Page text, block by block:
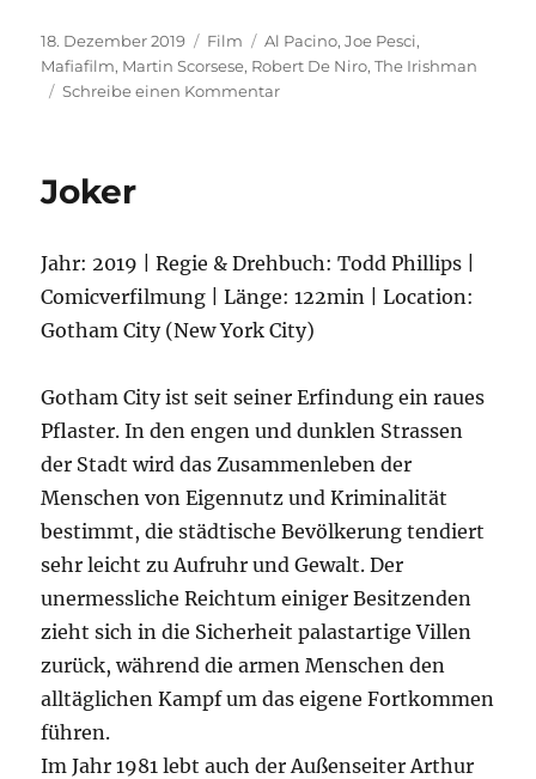
Veröffentlicht
am
18. Dezember 2019 Kategorien
Film Schlagwörter
Al Pacino,Joe Pesci,
Mafiafilm, Martin Scorsese, Robert De Niro,The Irishman
Schreibe einen Kommentarzu
Joker
Jahr: 2019 | Regie & Drehbuch: Todd Phillips |
Comicverfilmung | Länge: 122min | Location:
Gotham City (New York City)
Gotham City ist seit seiner Erfindung ein raues
Pflaster. In den engen und dunklen Strassen
der Stadt wird das Zusammenleben der
Menschen von Eigennutz und Kriminalität
bestimmt, die städtische Bevölkerung tendiert
sehr leicht zu Aufruhr und Gewalt. Der
unermessliche Reichtum einiger Besitzenden
zieht sich in die Sicherheit palastartige Villen
zurück, während die armen Menschen den
alltäglichen Kampf um das eigene Fortkommen
führen.
Im Jahr 1981 lebt auch der Außenseiter Arthur